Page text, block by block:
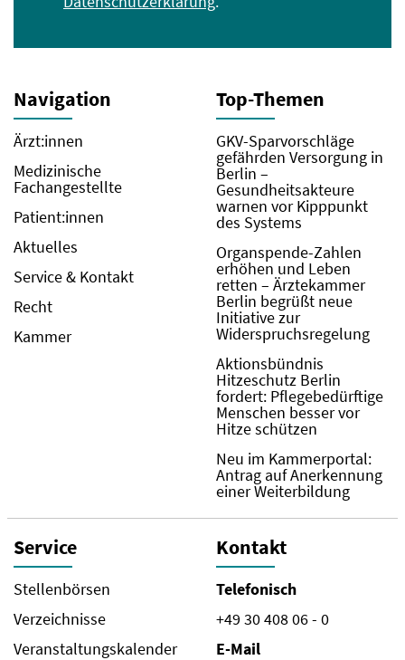
Navigation
Ärzt:innen
Medizinische
Fachangestellte
Patient:innen
Aktuelles
Service & Kontakt
Recht
Kammer
Top-Themen
GKV-Sparvorschläge
gefährden Versorgung in
Berlin –
Gesundheitsakteure
warnen vor Kipppunkt
des Systems
Organspende-Zahlen
erhöhen und Leben
retten – Ärztekammer
Berlin begrüßt neue
Initiative zur
Widerspruchsregelung
Aktionsbündnis
Hitzeschutz Berlin
fordert: Pflegebedürftige
Menschen besser vor
Hitze schützen
Neu im Kammerportal:
Antrag auf Anerkennung
einer Weiterbildung
Service
Stellenbörsen
Verzeichnisse
Veranstaltungskalender
Kontakt
Telefonisch
+49 30 408 06 - 0
E-Mail